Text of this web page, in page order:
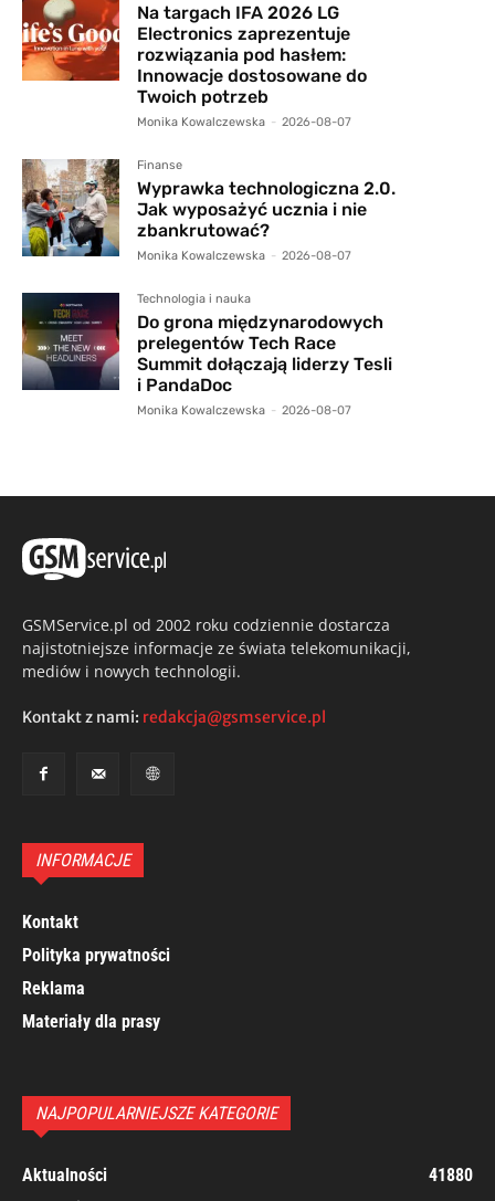
Na targach IFA 2026 LG
Electronics zaprezentuje
rozwiązania pod hasłem:
Innowacje dostosowane do
Twoich potrzeb
Monika Kowalczewska - 2026-08-07
Finanse
Wyprawka technologiczna 2.0.
Jak wyposażyć ucznia i nie
zbankrutować?
Monika Kowalczewska - 2026-08-07
Technologia i nauka
Do grona międzynarodowych
prelegentów Tech Race
Summit dołączają liderzy Tesli
i PandaDoc
Monika Kowalczewska - 2026-08-07
GSMService.pl od 2002 roku codziennie dostarcza
najistotniejsze informacje ze świata telekomunikacji,
mediów i nowych technologii.
Kontakt z nami: redakcja@gsmservice.pl
INFORMACJE
Kontakt
Polityka prywatności
Reklama
Materiały dla prasy
NAJPOPULARNIEJSZE KATEGORIE
Aktualności
41880